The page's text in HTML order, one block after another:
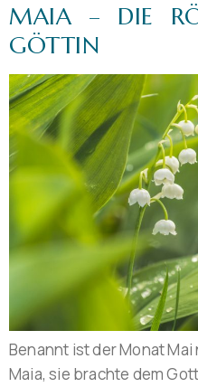
MAIA – DIE
GÖTTIN
Benannt ist der Monat
Maia, sie brachte dem